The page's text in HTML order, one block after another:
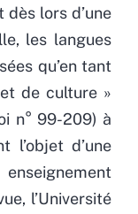
dès lors d’une
les langues
qu’en tant
de culture »
n° 99-209) à
l’objet d’une
l’Université